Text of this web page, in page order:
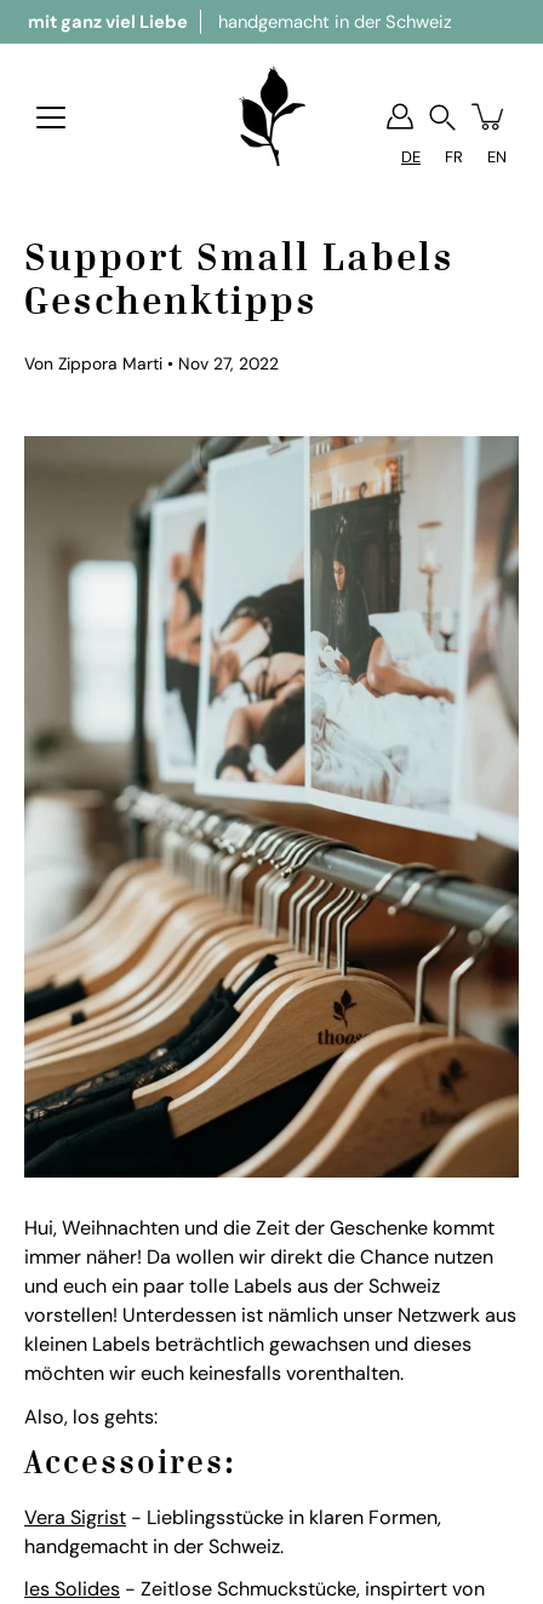
Liebe handgemacht in der Schweiz
DE FR EN
Support Small Labels
Geschenktipps
Von Zippora Marti Nov 27, 2022
Hui, Weihnachten und die Zeit der Geschenke kommt
immer näher! Da wollen wir direkt die Chance nutzen
und euch ein paar tolle Labels aus der Schweiz
vorstellen! Unterdessen ist nämlich unser Netzwerk aus
kleinen Labels beträchtlich gewachsen und dieses
möchten wir euch keinesfalls vorenthalten.
Also, los gehts:
Accessoires:
Vera Sigrist - Lieblingsstücke in klaren Formen,
handgemacht in der Schweiz.
les Solides - Zeitlose Schmuckstücke, inspirtert von